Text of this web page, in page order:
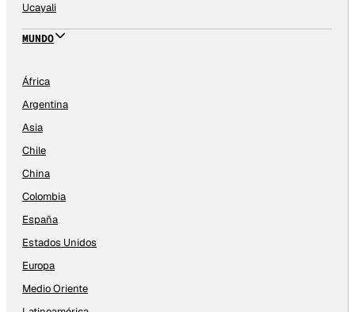
Ucayali
MUNDO
África
Argentina
Asia
Chile
China
Colombia
España
Estados Unidos
Europa
Medio Oriente